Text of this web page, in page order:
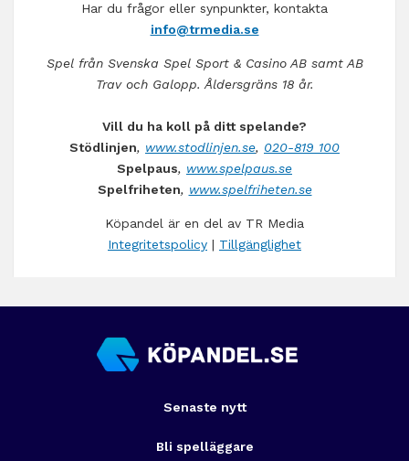
Har du frågor eller synpunkter, kontakta
info@trmedia.se
Spel från Svenska Spel Sport & Casino AB samt AB
Trav och Galopp. Åldersgräns 18 år.
Vill du ha koll på ditt spelande?
Stödlinjen, www.stodlinjen.se, 020-819 100
Spelpaus, www.spelpaus.se
Spelfriheten, www.spelfriheten.se
Köpandel är en del av TR Media
Integritetspolicy | Tillgänglighet
Senaste nytt
Bli spelläggare